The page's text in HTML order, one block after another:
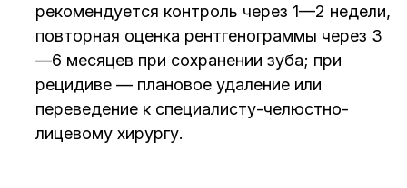
рекомендуется контроль через 1—2 недели,
повторная оценка рентгенограммы через 3
—6 месяцев при сохранении зуба; при
рецидиве — плановое удаление или
переведение к специалисту-челюстно-
лицевому хирургу.